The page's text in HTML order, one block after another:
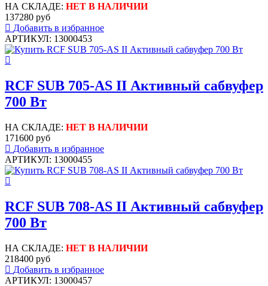
НА СКЛАДЕ: НЕТ В НАЛИЧИИ
137280 руб
Добавить в избранное
АРТИКУЛ: 13000453
RCF SUB 705-AS II Активный сабвуфер
700 Вт
НА СКЛАДЕ: НЕТ В НАЛИЧИИ
171600 руб
Добавить в избранное
АРТИКУЛ: 13000455
RCF SUB 708-AS II Активный сабвуфер
700 Вт
НА СКЛАДЕ: НЕТ В НАЛИЧИИ
218400 руб
Добавить в избранное
АРТИКУЛ: 13000457